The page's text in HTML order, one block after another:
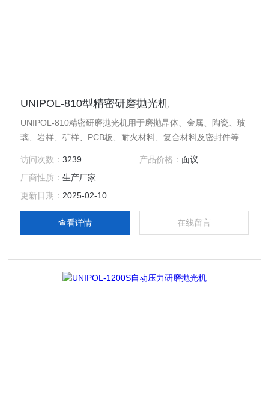
UNIPOL-810型精密研磨抛光机
UNIPOL-810精密研磨抛光机用于磨抛晶体、金属、陶瓷、玻
璃、岩样、矿样、PCB板、耐火材料、复合材料及密封件等，
钇、铌酸锂、砷化镓。本机配有桃形孔载物盘，更加方便了对
金相试样磨抛。
访问次数：3239 产品价格： 面议
厂商性质：生产厂家
更新日期： 2025-02-10
查看详情 在线留言